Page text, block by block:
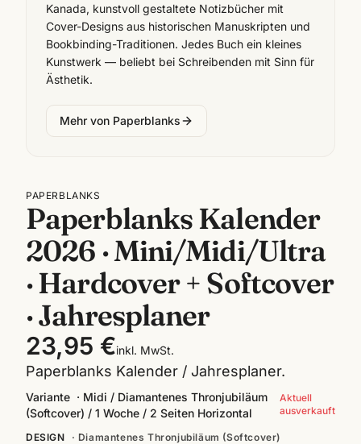
Kanada, kunstvoll gestaltete Notizbücher mit
Cover-Designs aus historischen Manuskripten und
Bookbinding-Traditionen. Jedes Buch ein kleines
Kunstwerk — beliebt bei Schreibenden mit Sinn für
Ästhetik.
Mehr von Paperblanks
PAPERBLANKS
Paperblanks Kalender
2026 · Mini/Midi/Ultra
· Hardcover + Softcover
· Jahresplaner
23,95 €inkl. MwSt.
Paperblanks Kalender / Jahresplaner.
Variante · Midi / Diamantenes Thronjubiläum
(Softcover) / 1 Woche / 2 Seiten Horizontal
Aktuell
ausverkauft
DESIGN · Diamantenes Thronjubiläum (Softcover)